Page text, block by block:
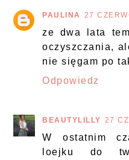
PAULINA 27
ze dwa lata
oczyszczania,
nie sięgam po
Odpowiedz
BEAUTYLILLY 27
W ostatnim
loejku do